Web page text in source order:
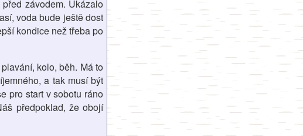
závodem. Ukázalo
voda bude ještě dost
kondice než třeba po
kolo, běh. Má to
a tak musí být
pro start v sobotu ráno
předpoklad, že obojí